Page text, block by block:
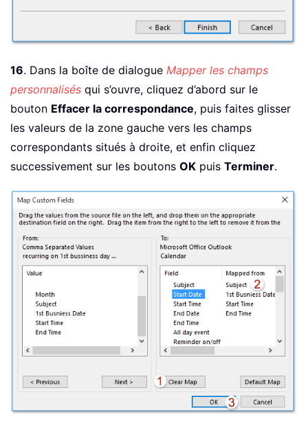
16. Dans la boîte de dialogue Mapper les champs
personnalisés qui s’ouvre, cliquez d’abord sur le
bouton Effacer la correspondance, puis faites glisser
les valeurs de la zone gauche vers les champs
correspondants situés à droite, et enfin cliquez
successivement sur les boutons OK puis Terminer.